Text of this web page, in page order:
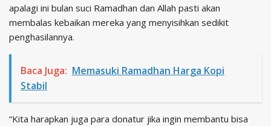
apalagi ini bulan suci Ramadhan dan Allah pasti akan
membalas kebaikan mereka yang menyisihkan sedikit
penghasilannya.
Baca Juga: Memasuki Ramadhan Harga Kopi
Stabil
“Kita harapkan juga para donatur jika ingin membantu bisa